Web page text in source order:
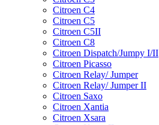
Citroen C4
Citroen C5
Citroen C5II
Citroen C8
Citroen Dispatch/Jumpy I/II
Citroen Picasso
Citroen Relay/ Jumper
Citroen Relay/ Jumper II
Citroen Saxo
Citroen Xantia
Citroen Xsara